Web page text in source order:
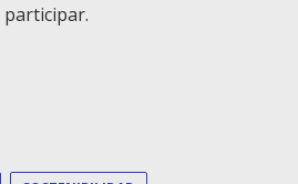
participar.